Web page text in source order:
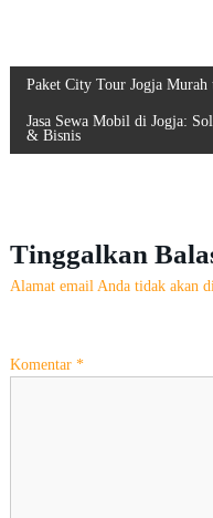
N
i
g
s
Paket City Tour Jogja Murah
Jasa Sewa Mobil di Jogja:
& Bisnis
Tinggalkan
Alamat email Anda tidak akan
Komentar *